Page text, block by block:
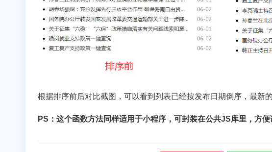
根据排序前后对比截图，可以看到列表已经按发布日期倒序，最新的
PS：这个函数方法同样适用于小程序，可封装在公共JS库里，方便